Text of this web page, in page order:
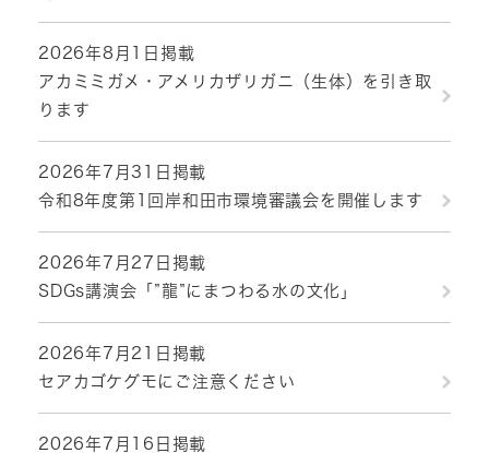
2026年8月1日掲載
アカミミガメ・アメリカザリガニ（生体）を引き取
ります
2026年7月31日掲載
令和8年度第1回岸和田市環境審議会を開催します
2026年7月27日掲載
SDGs講演会「”龍”にまつわる水の文化」
2026年7月21日掲載
セアカゴケグモにご注意ください
2026年7月16日掲載